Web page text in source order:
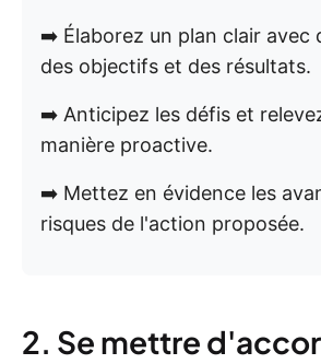
➡️ Élaborez un plan clair avec
des objectifs et des résultats.
➡️ Anticipez les défis et
manière proactive.
➡️ Mettez en évidence les
risques de l'action proposée.
2. Se mettre